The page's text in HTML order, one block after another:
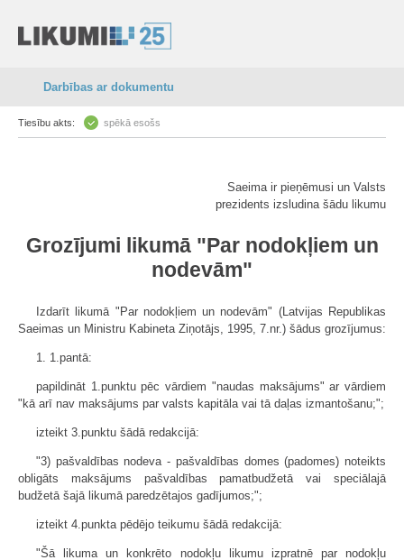
Darbības ar dokumentu
Tiesību akts: spēkā esošs
Saeima ir pieņēmusi un Valsts
prezidents izsludina šādu likumu
Grozījumi likumā "Par nodokļiem un
nodevām"
Izdarīt likumā "Par nodokļiem un nodevām" (Latvijas Republikas
Saeimas un Ministru Kabineta Ziņotājs, 1995, 7.nr.) šādus grozījumus:
1. 1.pantā:
papildināt 1.punktu pēc vārdiem "naudas maksājums" ar vārdiem
"kā arī nav maksājums par valsts kapitāla vai tā daļas izmantošanu;";
izteikt 3.punktu šādā redakcijā:
"3) pašvaldības nodeva - pašvaldības domes (padomes) noteikts
obligāts maksājums pašvaldības pamatbudžetā vai speciālajā
budžetā šajā likumā paredzētajos gadījumos;";
izteikt 4.punkta pēdējo teikumu šādā redakcijā:
"Šā likuma un konkrēto nodokļu likumu izpratnē par nodokļu